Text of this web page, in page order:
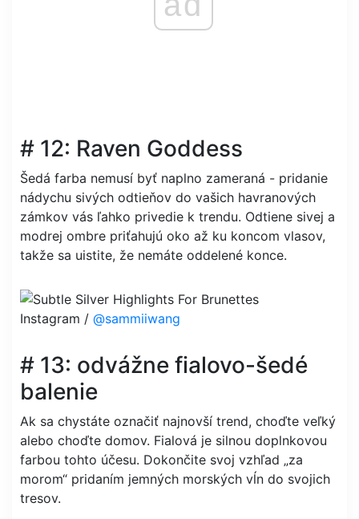
# 12: Raven Goddess
Šedá farba nemusí byť naplno zameraná - pridanie
nádychu sivých odtieňov do vašich havranových
zámkov vás ľahko privedie k trendu. Odtiene sivej a
modrej ombre priťahujú oko až ku koncom vlasov,
takže sa uistite, že nemáte oddelené konce.
Instagram / @sammiiwang
# 13: odvážne fialovo-šedé
balenie
Ak sa chystáte označiť najnovší trend, choďte veľký
alebo choďte domov. Fialová je silnou doplnkovou
farbou tohto účesu. Dokončite svoj vzhľad „za
morom“ pridaním jemných morských vĺn do svojich
tresov.